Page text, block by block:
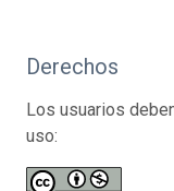
Derechos
Los usuarios
uso: